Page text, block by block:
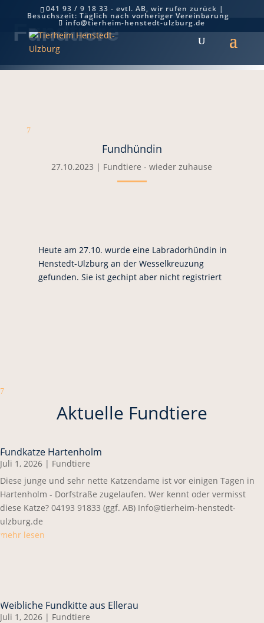
041 93 / 9 18 33 - evtl. AB, wir rufen zurück |
Besuchszeit: Täglich nach vorheriger Vereinbarung
info@tierheim-henstedt-ulzburg.de
Fundtiere
7
Fundhündin
27.10.2023 | Fundtiere - wieder zuhause
Heute am 27.10. wurde eine Labradorhündin in
Henstedt-Ulzburg an der Wesselkreuzung
gefunden. Sie ist gechipt aber nicht registriert
7
Aktuelle Fundtiere
Fundkatze Hartenholm
Juli 1, 2026 | Fundtiere
Diese junge und sehr nette Katzendame ist vor einigen Tagen in
Hartenholm - Dorfstraße zugelaufen. Wer kennt oder vermisst
diese Katze? 04193 91833 (ggf. AB) Info@tierheim-henstedt-
ulzburg.de
mehr lesen
Weibliche Fundkitte aus Ellerau
Juli 1, 2026 | Fundtiere